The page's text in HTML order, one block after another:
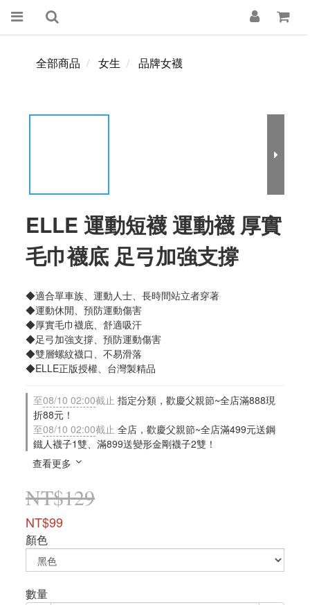
全部商品 女生 品牌女襪
ELLE 運動短襪 運動襪 厚實
毛巾襪底 足弓加強支撐
◆適合單車族、運動人士、長時間站立者穿著
◆運動休閒、預防運動傷害
◆厚實毛巾襪底、舒適吸汗
◆足弓加強支撐、預防運動傷害
◆雙層螺紋襪口、不易滑落
◆ELLE正版授權、台灣製精品
至08/10 02:00截止 指定分類，歡慶父親節~全店滿888現
折88元！
至08/10 02:00截止 全店，歡慶父親節~全店滿499元送鋼
鐵人襪子1雙、滿899送變形金剛襪子2雙！
查看更多
NT$129
NT$99
顏色
數量